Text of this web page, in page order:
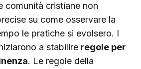
comunità cristiane non
su come osservare la
le pratiche si evolsero. I
a stabilire regole per
. Le regole della